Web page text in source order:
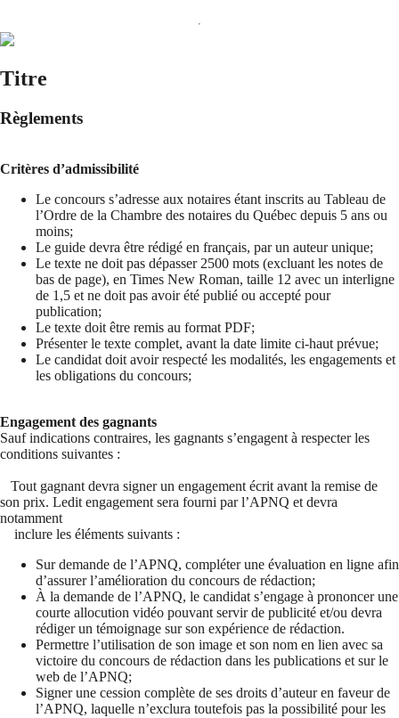
Titre
Règlements
Critères d’admissibilité
Le concours s’adresse aux notaires étant inscrits au Tableau de
l’Ordre de la Chambre des notaires du Québec depuis 5 ans ou
moins;
Le guide devra être rédigé en français, par un auteur unique;
Le texte ne doit pas dépasser 2500 mots (excluant les notes de
bas de page), en Times New Roman, taille 12 avec un interligne
de 1,5 et ne doit pas avoir été publié ou accepté pour
publication;
Le texte doit être remis au format PDF;
Présenter le texte complet, avant la date limite ci-haut prévue;
Le candidat doit avoir respecté les modalités, les engagements et
les obligations du concours;
Engagement des gagnants
Sauf indications contraires, les gagnants s’engagent à respecter les
conditions suivantes :
Tout gagnant devra signer un engagement écrit avant la remise de
son prix. Ledit engagement sera fourni par l’APNQ et devra
notamment
inclure les éléments suivants :
Sur demande de l’APNQ, compléter une évaluation en ligne afin
d’assurer l’amélioration du concours de rédaction;
À la demande de l’APNQ, le candidat s’engage à prononcer une
courte allocution vidéo pouvant servir de publicité et/ou devra
rédiger un témoignage sur son expérience de rédaction.
Permettre l’utilisation de son image et son nom en lien avec sa
victoire du concours de rédaction dans les publications et sur le
web de l’APNQ;
Signer une cession complète de ses droits d’auteur en faveur de
l’APNQ, laquelle n’exclura toutefois pas la possibilité pour les